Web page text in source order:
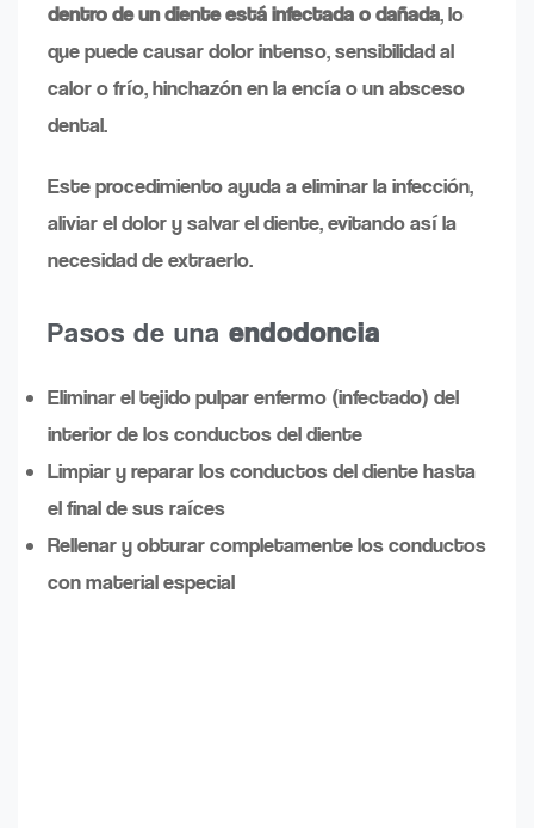
dentro de un diente está infectada o dañada, lo
que puede causar dolor intenso, sensibilidad al
calor o frío, hinchazón en la encía o un absceso
dental.
Este procedimiento ayuda a eliminar la infección,
aliviar el dolor y salvar el diente, evitando así la
necesidad de extraerlo.
Pasos de una endodoncia
Eliminar el tejido pulpar enfermo (infectado) del
interior de los conductos del diente
Limpiar y reparar los conductos del diente hasta
el final de sus raíces
Rellenar y obturar completamente los conductos
con material especial